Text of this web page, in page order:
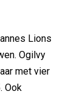
Lions
Ogilvy
met vier
Ook